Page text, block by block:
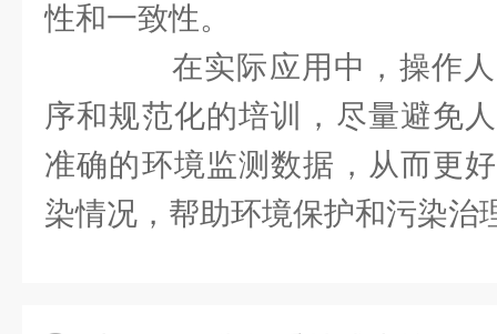
性和一致性。
在实际应用中，操作人
序和规范化的培训，尽量避免
准确的环境监测数据，从而更
染情况，帮助环境保护和污染治